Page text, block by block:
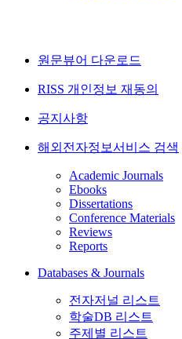
원문뷰어 다운로드
RISS 개인정보 재동의
공지사항
해외전자정보서비스 검색
Academic Journals
Ebooks
Dissertations
Conference Materials
Reviews
Reports
Databases & Journals
전자저널 리스트
학술DB 리스트
주제별 리스트